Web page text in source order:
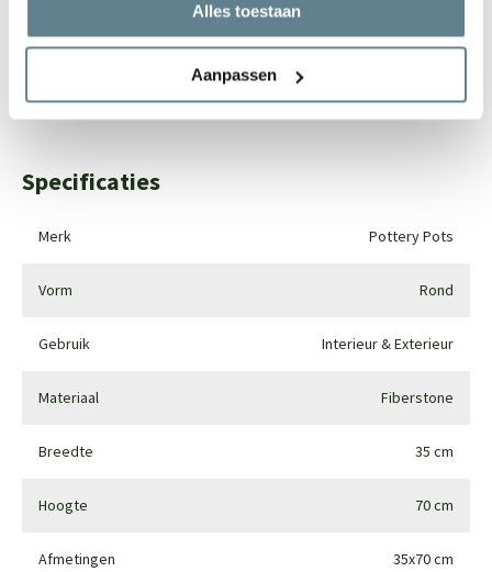
Alles toestaan
Aanpassen
Bel0344-228104
Mailinfo@polyesterplantenbakken.nl
0344-228104
Specificaties
Merk Pottery Pots
Vorm Rond
Gebruik Interieur & Exterieur
Materiaal Fiberstone
Breedte 35 cm
Hoogte 70 cm
Afmetingen 35x70 cm